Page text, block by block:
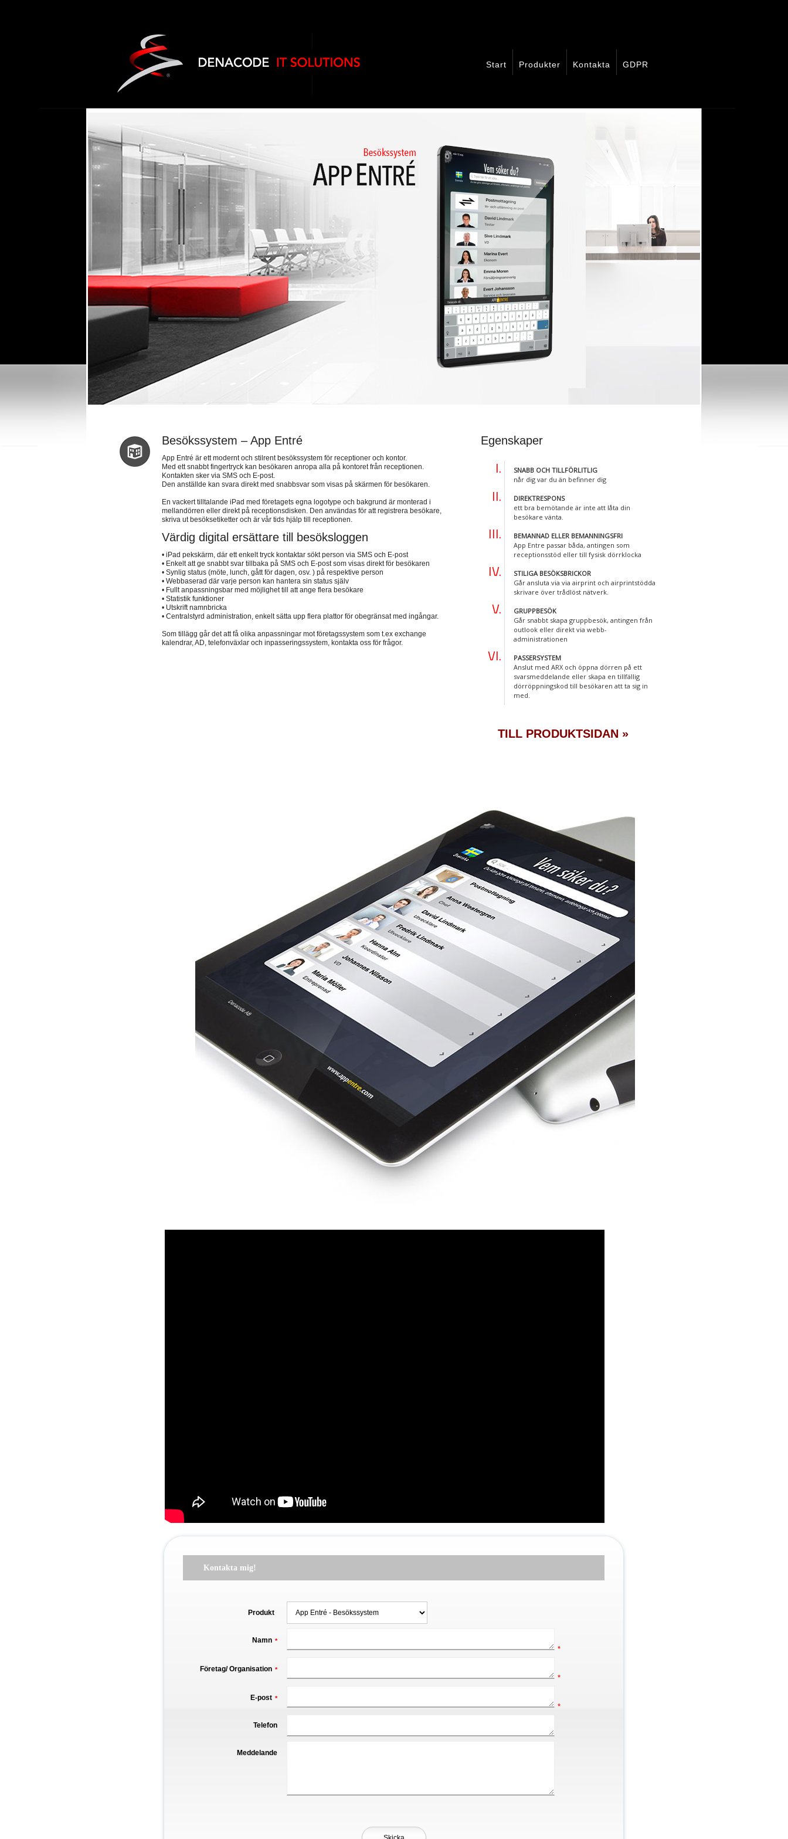
Start Produkter Kontakta GDPR
Besökssystem – App Entré
App Entré är ett modernt och stilrent besökssystem för receptioner och kontor.
Med ett snabbt fingertryck kan besökaren anropa alla på kontoret från receptionen.
Kontakten sker via SMS och E-post.
Den anställde kan svara direkt med snabbsvar som visas på skärmen för besökaren.
En vackert tilltalande iPad med företagets egna logotype och bakgrund är monterad i
mellandörren eller direkt på receptionsdisken. Den användas för att registrera besökare,
skriva ut besöksetiketter och är vår tids hjälp till receptionen.
Värdig digital ersättare till besöksloggen
• iPad pekskärm, där ett enkelt tryck kontaktar sökt person via SMS och E-post
• Enkelt att ge snabbt svar tillbaka på SMS och E-post som visas direkt för besökaren
• Synlig status (möte, lunch, gått för dagen, osv. ) på respektive person
• Webbaserad där varje person kan hantera sin status själv
• Fullt anpassningsbar med möjlighet till att ange flera besökare
• Statistik funktioner
• Utskrift namnbricka
• Centralstyrd administration, enkelt sätta upp flera plattor för obegränsat med ingångar.
Som tillägg går det att få olika anpassningar mot företagssystem som t.ex exchange
kalendrar, AD, telefonväxlar och inpasseringssystem, kontakta oss för frågor.
Egenskaper
SNABB OCH TILLFÖRLITLIG
når dig var du än befinner dig
DIREKTRESPONS
ett bra bemötande är inte att låta din
besökare vänta.
BEMANNAD ELLER BEMANNINGSFRI
App Entre passar båda, antingen som
receptionsstöd eller till fysisk dörrklocka
STILIGA BESÖKSBRICKOR
Går ansluta via via airprint och airprintstödda
skrivare över trådlöst nätverk.
GRUPPBESÖK
Går snabbt skapa gruppbesök, antingen från
outlook eller direkt via webb-
administrationen
PASSERSYSTEM
Anslut med ARX och öppna dörren på ett
svarsmeddelande eller skapa en tillfällig
dörröppningskod till besökaren att ta sig in
med.
TILL PRODUKTSIDAN »
Kontakta mig!
Produkt
Namn *
*
Företag/ Organisation *
*
E-post *
*
Telefon
Meddelande